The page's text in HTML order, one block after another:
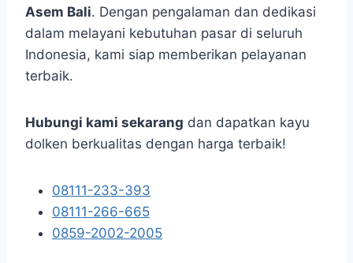
Asem Bali. Dengan pengalaman dan dedikasi
dalam melayani kebutuhan pasar di seluruh
Indonesia, kami siap memberikan pelayanan
terbaik.
Hubungi kami sekarang dan dapatkan kayu
dolken berkualitas dengan harga terbaik!
08111-233-393
08111-266-665
0859-2002-2005